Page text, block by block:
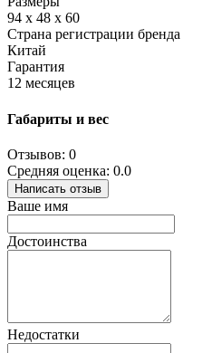
94 х 48 х 60
Страна регистрации бренда
Китай
Гарантия
12 месяцев
Габариты и вес
Отзывов: 0
Средняя оценка: 0.0
Написать отзыв
Ваше имя
Достоинства
Недостатки